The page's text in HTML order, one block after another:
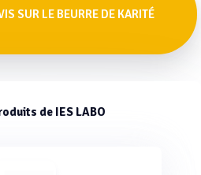
SUR LE BEURRE DE KARITÉ
de IES LABO